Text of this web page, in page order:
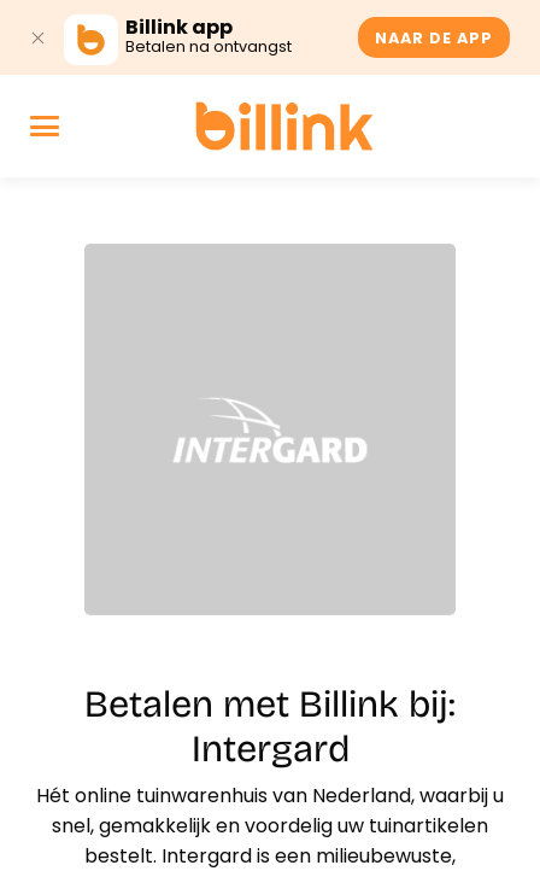
Billink app
Betalen na ontvangst NAAR DE APP
Betalen met Billink bij:
Intergard
Hét online tuinwarenhuis van Nederland, waarbij u
snel, gemakkelijk en voordelig uw tuinartikelen
bestelt. Intergard is een milieubewuste,